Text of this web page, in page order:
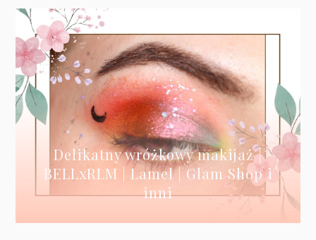
Delikatny wróżkowy makijaż |
BELLxRLM | Lamel | Glam Shop i
inni